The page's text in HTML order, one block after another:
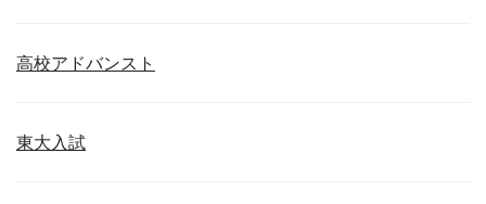
高校アドバンスト
東大入試